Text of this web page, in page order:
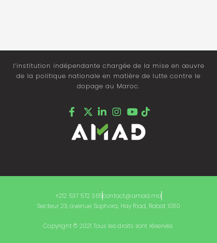
l’institution indépendante chargée de la mise en œuvre
de la politique nationale en matière de lutte contre le
dopage au Maroc.
Copyright © 2021 Tous les droits sont réservés.
+212 537 572 365contact@amad.ma
Secteur 23, avenue Sophora, Hay Riad, Rabat 10110